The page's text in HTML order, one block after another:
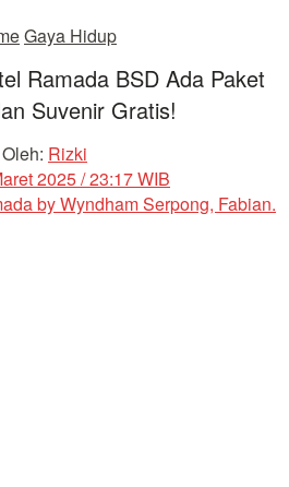
Gaya Hidup
Ramada BSD Ada Paket
Suvenir Gratis!
Oleh: Rizki
2025 / 23:17 WIB